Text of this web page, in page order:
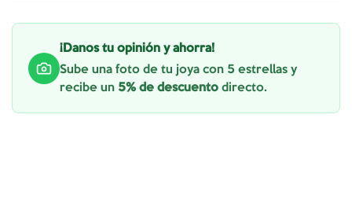
¡Danos tu opinión y ahorra!
Sube una foto de tu joya con 5 estrellas y
recibe un 5% de descuento directo.